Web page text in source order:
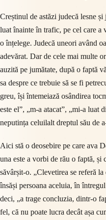
Creștinul de astăzi judecă lesne
luat înainte în trafic, pe cel care a
o înțelege. Judecă uneori având
adevărat. Dar de cele mai multe
auzită pe jumătate, după o faptă
sa despre ce trebuie să se fi
greu, își întemeiază osândirea
este el”, „m-a atacat”, „mi-a luat
neputința celuilalt dreptul său de
Aici stă o deosebire pe care ava
una este a vorbi de rău o faptă, și
săvârșit-o. „Clevetirea se referă
însăși persoana aceluia, în
deci, „a trage concluzia, dintr-o
fel, că nu poate lucra decât așa